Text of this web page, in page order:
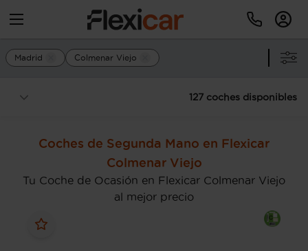
Madrid Colmenar Viejo
127 coches disponibles
Coches de Segunda Mano en Flexicar
Colmenar Viejo
Tu Coche de Ocasión en Flexicar Colmenar Viejo
al mejor precio